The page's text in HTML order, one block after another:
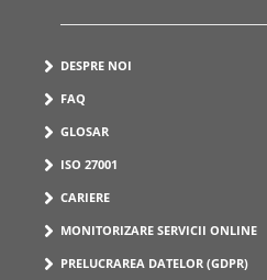
DESPRE NOI
FAQ
GLOSAR
ISO 27001
CARIERE
MONITORIZARE SERVICII ONLINE
PRELUCRAREA DATELOR (GDPR)